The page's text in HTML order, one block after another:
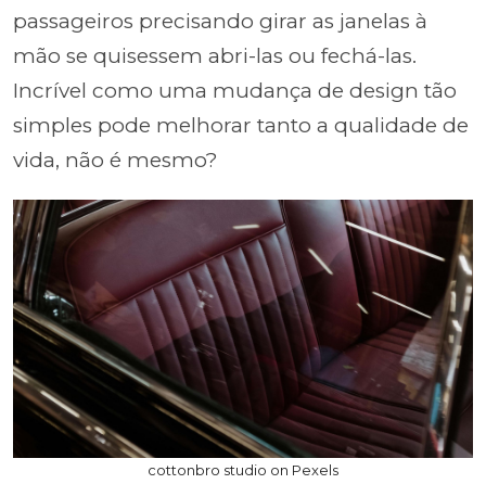
passageiros precisando girar as janelas à
mão se quisessem abri-las ou fechá-las.
Incrível como uma mudança de design tão
simples pode melhorar tanto a qualidade de
vida, não é mesmo?
cottonbro studio on Pexels